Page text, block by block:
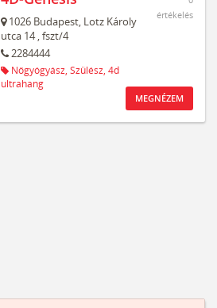
1026 Budapest, Lotz Károly
utca 14, fszt/4
2284444
Nőgyógyász, Szülész, 4d
ultrahang
értékelés
MEGNÉZEM